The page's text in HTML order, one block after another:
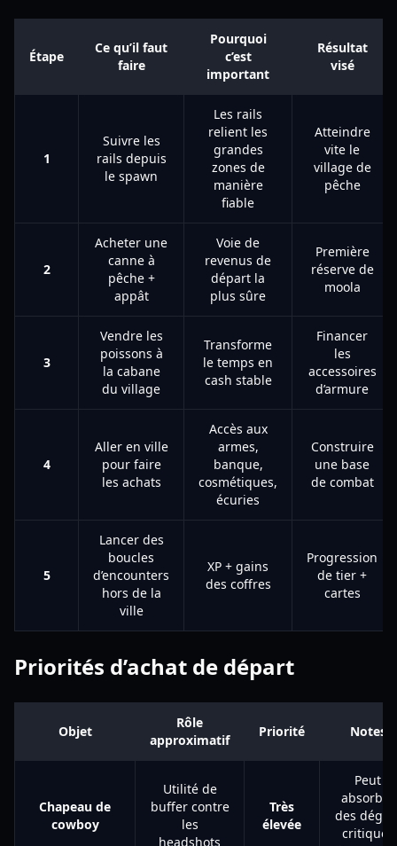
Étape
Ce qu’il faut
faire
Pourquoi
c’est
important
Résultat
visé
1
Suivre les
rails depuis
le spawn
Les rails
relient les
grandes
zones de
manière
fiable
Atteindre
vite le
village de
pêche
2
Acheter une
canne à
pêche +
appât
Voie de
revenus de
départ la
plus sûre
Première
réserve de
moola
3
Vendre les
poissons à
la cabane
du village
Transforme
le temps en
cash stable
Financer
les
accessoires
d’armure
4
Aller en ville
pour faire
les achats
Accès aux
armes,
banque,
cosmétiques,
écuries
Construire
une base
de combat
5
Lancer des
boucles
d’encounters
hors de la
ville
XP + gains
des coffres
Progression
de tier +
cartes
Priorités d’achat de départ
Objet
Rôle
approximatif
Priorité Notes
Chapeau de
cowboy
Utilité de
buffer contre
les
headshots
Très
élevée
Peut
absorber
des
critiques